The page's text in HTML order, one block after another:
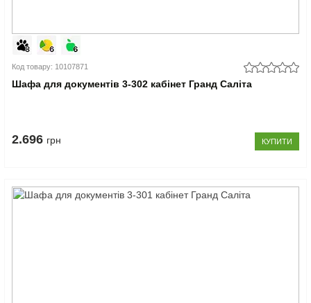
Код товару: 10107871
Шафа для документів 3-302 кабінет Гранд Саліта
2.696 грн КУПИТИ